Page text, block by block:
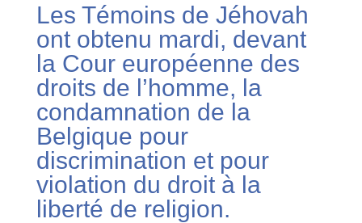
Les Témoins de Jéhovah
ont obtenu mardi, devant
la Cour européenne des
droits de l’homme, la
condamnation de la
Belgique pour
discrimination et pour
violation du droit à la
liberté de religion.